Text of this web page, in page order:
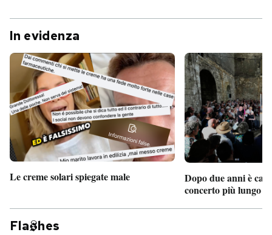
In evidenza
Le creme solari spiegate male
Dopo due anni è
concerto più lungo
Fla hes